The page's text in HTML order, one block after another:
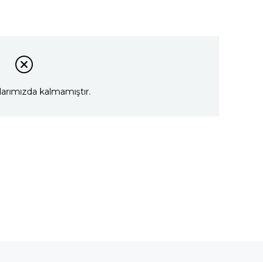
kalmamıştır.